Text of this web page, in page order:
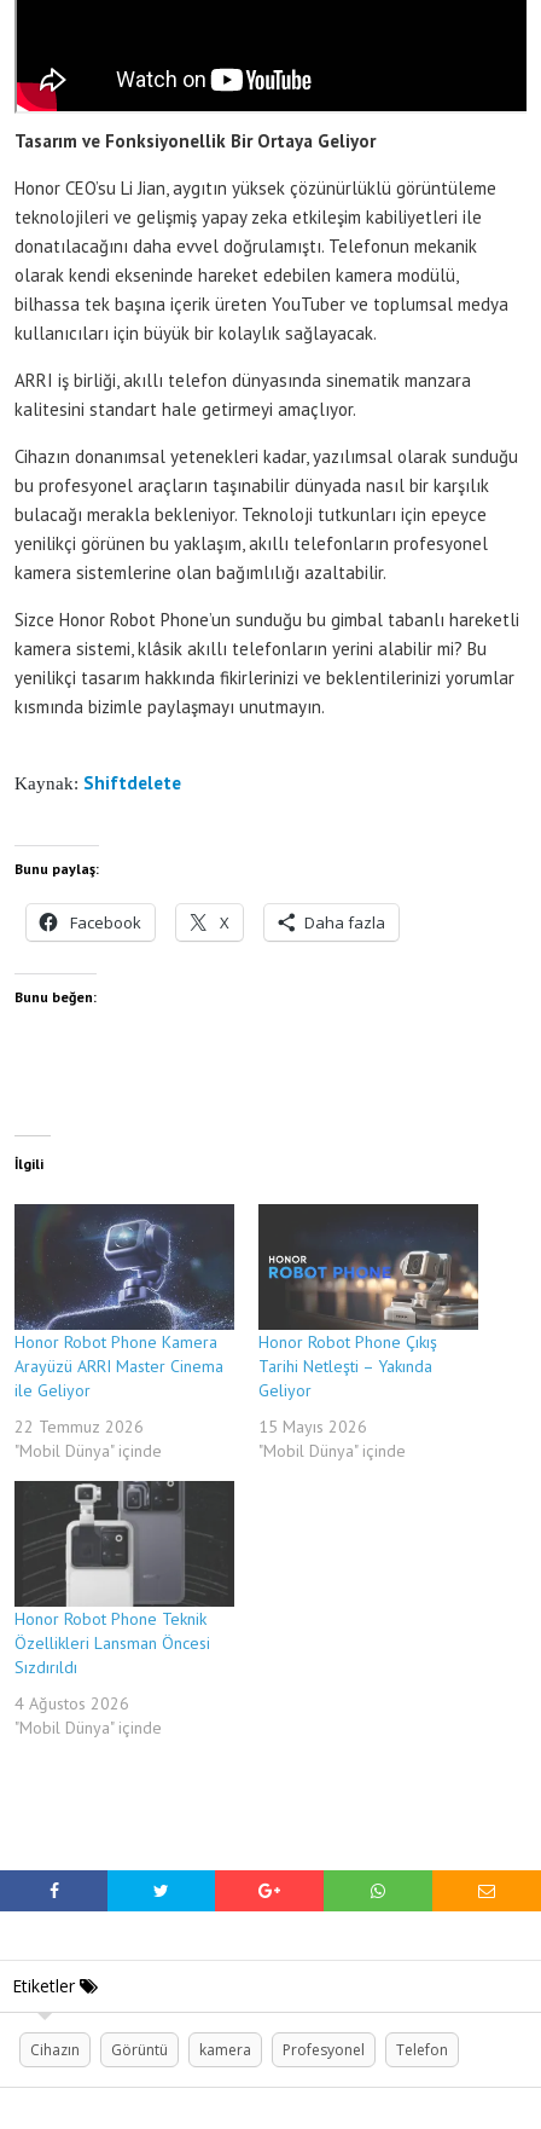
Tasarım ve Fonksiyonellik Bir Ortaya Geliyor
Honor CEO’su Li Jian, aygıtın yüksek çözünürlüklü görüntüleme
teknolojileri ve gelişmiş yapay zeka etkileşim kabiliyetleri ile
donatılacağını daha evvel doğrulamıştı. Telefonun mekanik
olarak kendi ekseninde hareket edebilen kamera modülü,
bilhassa tek başına içerik üreten YouTuber ve toplumsal medya
kullanıcıları için büyük bir kolaylık sağlayacak.
ARRI iş birliği, akıllı telefon dünyasında sinematik manzara
kalitesini standart hale getirmeyi amaçlıyor.
Cihazın donanımsal yetenekleri kadar, yazılımsal olarak sunduğu
bu profesyonel araçların taşınabilir dünyada nasıl bir karşılık
bulacağı merakla bekleniyor. Teknoloji tutkunları için epeyce
yenilikçi görünen bu yaklaşım, akıllı telefonların profesyonel
kamera sistemlerine olan bağımlılığı azaltabilir.
Sizce Honor Robot Phone’un sunduğu bu gimbal tabanlı hareketli
kamera sistemi, klâsik akıllı telefonların yerini alabilir mi? Bu
yenilikçi tasarım hakkında fikirlerinizi ve beklentilerinizi yorumlar
kısmında bizimle paylaşmayı unutmayın.
Kaynak: Shiftdelete
Bunu paylaş:
Facebook X Daha fazla
Bunu beğen:
İlgili
Honor Robot Phone Kamera
Arayüzü ARRI Master Cinema
ile Geliyor
22 Temmuz 2026
"Mobil Dünya" içinde
Honor Robot Phone Çıkış
Tarihi Netleşti – Yakında
Geliyor
15 Mayıs 2026
"Mobil Dünya" içinde
Honor Robot Phone Teknik
Özellikleri Lansman Öncesi
Sızdırıldı
4 Ağustos 2026
"Mobil Dünya" içinde
Etiketler
Cihazın Görüntü kamera Profesyonel Telefon